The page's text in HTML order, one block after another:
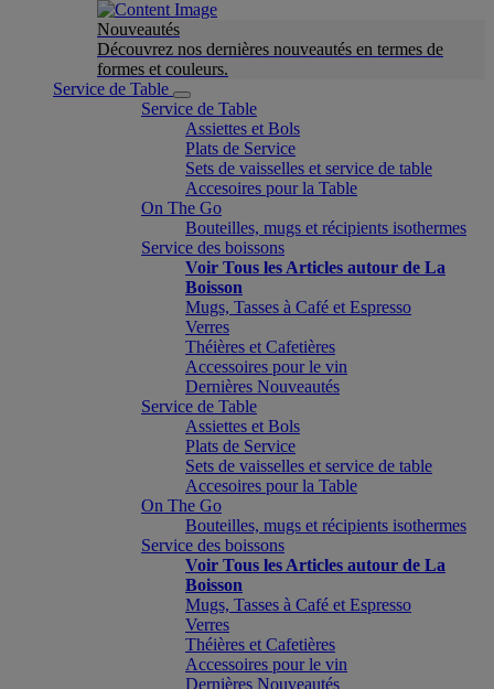
Nouveautés
Découvrez nos dernières nouveautés en termes de
formes et couleurs.
Service de Table
Service de Table
Assiettes et Bols
Plats de Service
Sets de vaisselles et service de table
Accesoires pour la Table
On The Go
Bouteilles, mugs et récipients isothermes
Service des boissons
Voir Tous les Articles autour de La
Boisson
Mugs, Tasses à Café et Espresso
Verres
Théières et Cafetières
Accessoires pour le vin
Dernières Nouveautés
Service de Table
Assiettes et Bols
Plats de Service
Sets de vaisselles et service de table
Accesoires pour la Table
On The Go
Bouteilles, mugs et récipients isothermes
Service des boissons
Voir Tous les Articles autour de La
Boisson
Mugs, Tasses à Café et Espresso
Verres
Théières et Cafetières
Accessoires pour le vin
Dernières Nouveautés